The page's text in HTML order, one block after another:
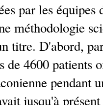
par les
méthodologie
titre. D'abord,
de 4600 patients
pendant
jusqu'à